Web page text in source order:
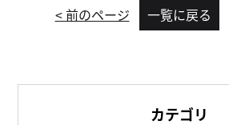
< 前のページ 一覧に戻る
カテゴリ